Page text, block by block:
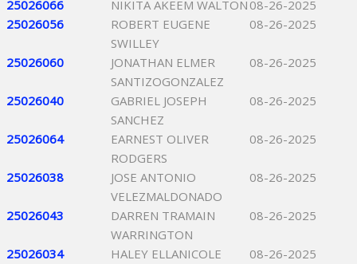
25026066 NIKITA AKEEM WALTON 08-26-2025
25026056
ROBERT EUGENE
SWILLEY
08-26-2025
25026060
JONATHAN ELMER
SANTIZOGONZALEZ
08-26-2025
25026040
GABRIEL JOSEPH
SANCHEZ
08-26-2025
25026064
EARNEST OLIVER
RODGERS
08-26-2025
25026038
JOSE ANTONIO
VELEZMALDONADO
08-26-2025
25026043
DARREN TRAMAIN
WARRINGTON
08-26-2025
25026034
HALEY ELLANICOLE
08-26-2025